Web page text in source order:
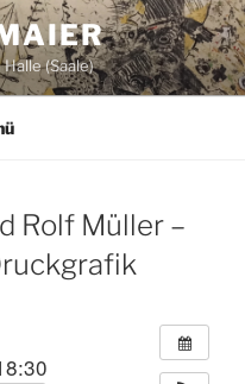
(Saale)
Rolf Müller –